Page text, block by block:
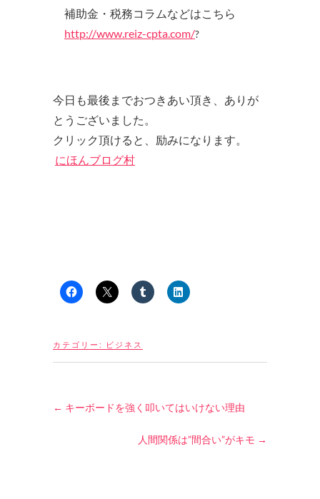
補助金・税務コラムなどはこちら
http://www.reiz-cpta.com/?
今日も最後までおつきあい頂き、ありが
とうございました。
クリック頂けると、励みになります。
にほんブログ村
カテゴリー: ビジネス
← キーボードを強く叩いてはいけない理由
人間関係は”間合い”がキモ →